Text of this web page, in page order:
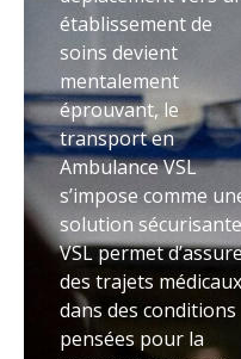
établissement de
soins devient
mentalement
éprouvant, le
transport en
Ambulance VSL
s’impose comme
solution
VSL permet
des trajets médicaux
dans des conditions
pensées pour la